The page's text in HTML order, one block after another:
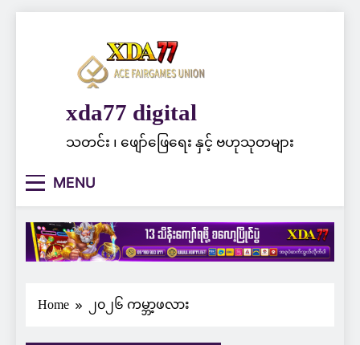
xda77 digital
သတင်း ၊ ဖျော်ဖြေရေး နှင့် ဗဟုသုတများ
MENU
Home ၂၀၂၆ ကမ္ဘာ့ဖလား